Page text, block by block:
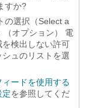
すか?
の選択（Select a
オプション） 電
を検出しない許可
ュのリストを選
ードを使用する
定を参照してくだ